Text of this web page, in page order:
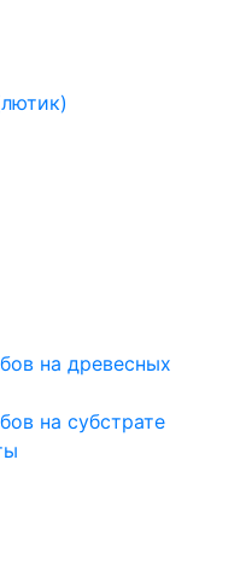
на древесных
на субстрате